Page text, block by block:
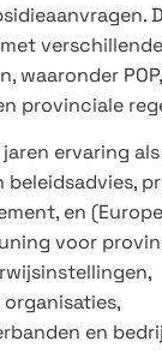
verschillende
waaronder POP,
provinciale
ervaring
beleidsadvies,
en
voor
en